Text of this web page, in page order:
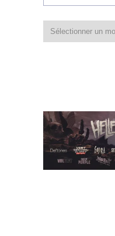
dans
les